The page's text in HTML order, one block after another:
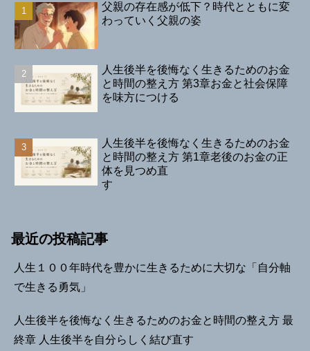
父親の存在感が低下？時代とともに変
わっていく父親の姿
人生後半を後悔なく生きるためのお金
と時間の整え方 第3章お金と社会保障
を味方につける
人生後半を後悔なく生きるためのお金
と時間の整え方 第1章老後のお金の正
体を見つめ直
す
最近の投稿記事
人生１００年時代を豊かに生きるために大切な「自分軸
で生きる勇気」
人生後半を後悔なく生きるためのお金と時間の整え方 最
終章 人生後半を自分らしく結び直す